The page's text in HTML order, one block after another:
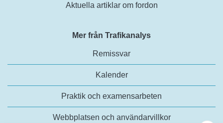
Aktuella artiklar om fordon
Mer från Trafikanalys
Remissvar
Kalender
Praktik och examensarbeten
Webbplatsen och användarvillkor